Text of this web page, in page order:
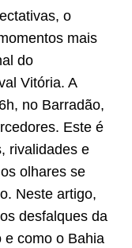
o
mais
do
Vitória. A
no Barradão,
Este é
rivalidades e
olhares se
Neste artigo,
desfalques da
e como o Bahia